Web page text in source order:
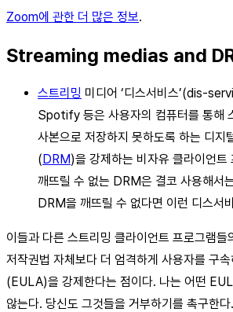
Zoom에 관한 더 많은 정보.
Streaming medias and
스트리밍 미디어 ‘디스서비스’(dis-
Spotify 등은 사용자의 컴퓨터를 통해
사본으로 저장하지 못하도록 하는 디지
(DRM)을 강제하는 비자유 클라이언트
깨뜨릴 수 없는 DRM은 결코 사용해서
DRM을 깨뜨릴 수 없다면 이런 디스서
이들과 다른 스트리밍 클라이언트 프로그램들
저작권법 자체보다 더 엄격하게 사용자를 구
(EULA)을 강제한다는 점이다. 나는 어떤
않는다. 당신도 그것들을 거부하기를 촉구한다.